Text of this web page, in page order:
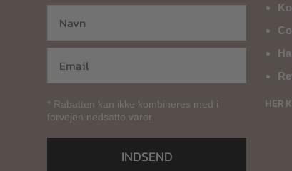
* Rabatten kan ikke kombineres med i
forvejen nedsatte varer.
INDSEND
HER